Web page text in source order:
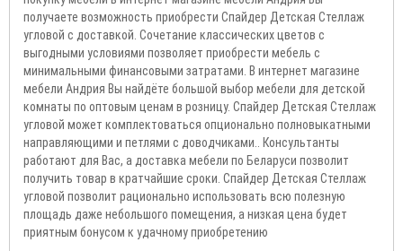
получаете возможность приобрести Спайдер Детская Стеллаж
угловой с доставкой. Сочетание классических цветов с
выгодными условиями позволяет приобрести мебель с
минимальными финансовыми затратами. В интернет магазине
мебели Андрия Вы найдёте большой выбор мебели для детской
комнаты по оптовым ценам в розницу. Спайдер Детская Стеллаж
угловой может комплектоваться опционально полновыкатными
направляющими и петлями с доводчиками.. Консультанты
работают для Вас, а доставка мебели по Беларуси позволит
получить товар в кратчайшие сроки. Спайдер Детская Стеллаж
угловой позволит рационально использовать всю полезную
площадь даже небольшого помещения, а низкая цена будет
приятным бонусом к удачному приобретению